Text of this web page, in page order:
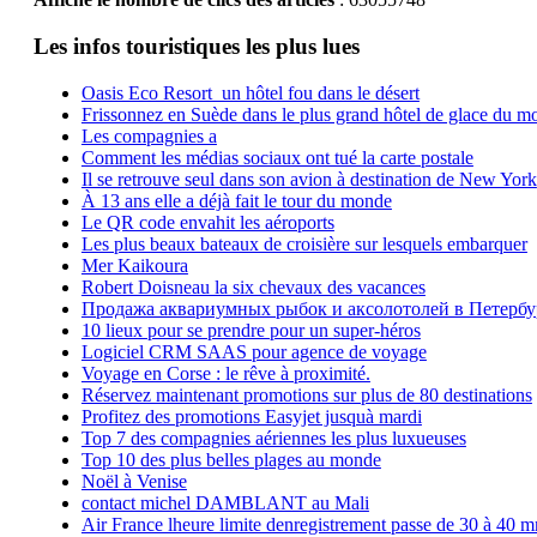
Les infos touristiques les plus lues
Oasis Eco Resort un hôtel fou dans le désert
Frissonnez en Suède dans le plus grand hôtel de glace du
Les compagnies a
Comment les médias sociaux ont tué la carte postale
Il se retrouve seul dans son avion à destination de New York
À 13 ans elle a déjà fait le tour du monde
Le QR code envahit les aéroports
Les plus beaux bateaux de croisière sur lesquels embarquer
Mer Kaikoura
Robert Doisneau la six chevaux des vacances
Продажа аквариумных рыбок и аксолотолей в
10 lieux pour se prendre pour un super-héros
Logiciel CRM SAAS pour agence de voyage
Voyage en Corse : le rêve à proximité.
Réservez maintenant promotions sur plus de 80 destinations
Profitez des promotions Easyjet jusquà mardi
Top 7 des compagnies aériennes les plus luxueuses
Top 10 des plus belles plages au monde
Noël à Venise
contact michel DAMBLANT au Mali
Air France lheure limite denregistrement passe de 30 à 40